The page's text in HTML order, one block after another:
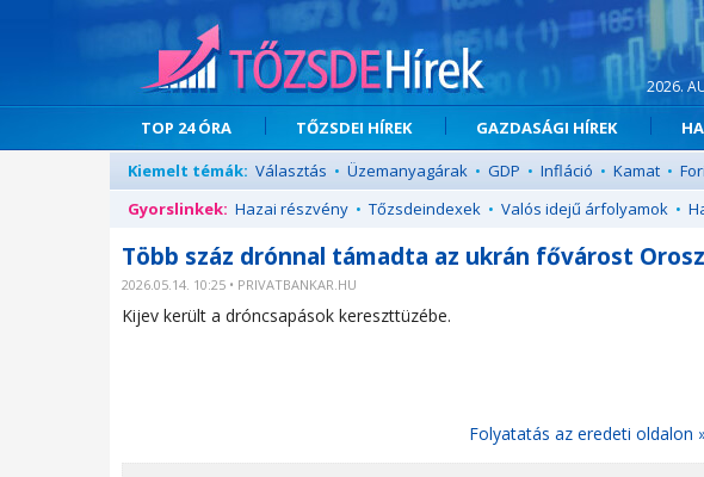
2026.
TOP 24 ÓRA TŐZSDEI HÍREK GAZDASÁGI HÍREK
Kiemelt témák: Választás • Üzemanyagárak • GDP • Infláció • Kamat •
Gyorslinkek: Hazai részvény • Tőzsdeindexek • Valós idejű árfolyamok •
Több száz drónnal támadta az ukrán fővárost
2026.05.14. 10:25 • PRIVATBANKAR.HU
Kijev került a dróncsapások kereszttüzébe.
Folyatatás az eredeti oldalon